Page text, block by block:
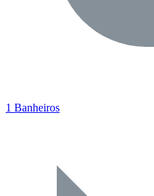
1 Banheiros